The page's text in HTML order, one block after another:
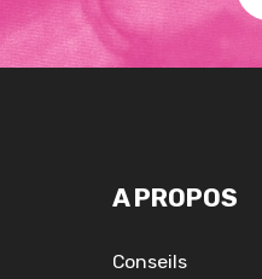
A PROPOS
Conseils